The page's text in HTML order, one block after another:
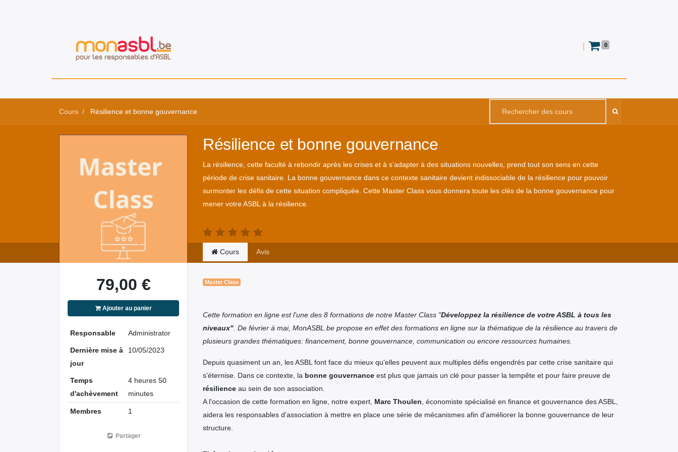
0
Cours Résilience et bonne gouvernance
Résilience et bonne gouvernance
La résilience, cette faculté à rebondir après les crises et à s’adapter à des situations nouvelles, prend tout son sens en cette
période de crise sanitaire. La bonne gouvernance dans ce contexte sanitaire devient indissociable de la résilience pour pouvoir
surmonter les défis de cette situation compliquée. Cette Master Class vous donnera toute les clés de la bonne gouvernance pour
mener votre ASBL à la résilience.
79,00 €
Ajouter au panier
Responsable Administrator
Dernière mise à
jour
10/05/2023
Temps
d'achèvement
4 heures 50
minutes
Membres 1
Partager
Cours Avis
Master Class
Cette formation en ligne est l'une des 8 formations de notre Master Class "Développez la résilience de votre ASBL à tous les
niveaux" . De février à mai, MonASBL.be propose en effet des formations en ligne sur la thématique de la résilience au travers de
plusieurs grandes thématiques: financement, bonne gouvernance, communication ou encore ressources humaines.
Depuis quasiment un an, les ASBL font face du mieux qu'elles peuvent aux multiples défis engendrés par cette crise sanitaire qui
s'éternise. Dans ce contexte, la bonne gouvernance est plus que jamais un clé pour passer la tempête et pour faire preuve de
résilience au sein de son association.
A l'occasion de cette formation en ligne, notre expert, Marc Thoulen , économiste spécialisé en finance et gouvernance des ASBL,
aidera les responsables d'association à mettre en place une série de mécanismes afin d'améliorer la bonne gouvernance de leur
structure.